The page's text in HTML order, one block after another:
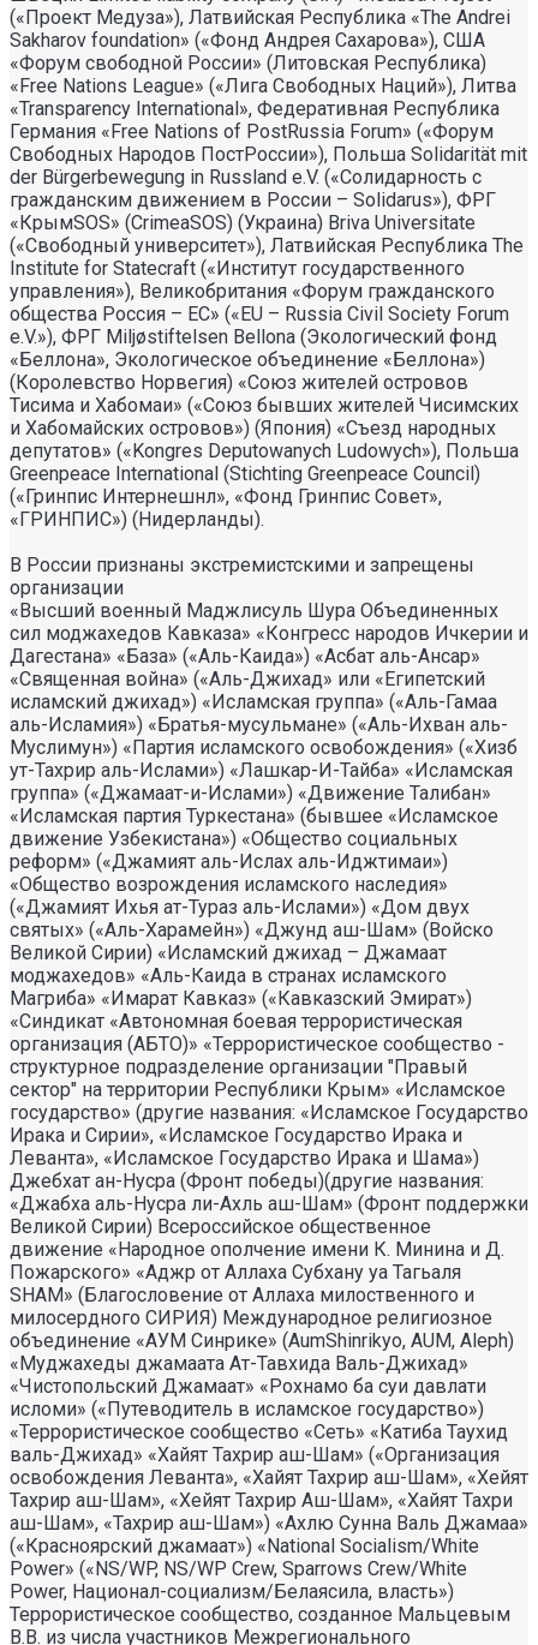
(«Проект Медуза»), Латвийская Республика «The Andrei
Sakharov foundation» («Фонд Андрея Сахарова»), США
«Форум свободной России» (Литовская Республика)
«Free Nations League» («Лига Свободных Наций»), Литва
«Transparеncy International», Федеративная Республика
Германия «Free Nations of PostRussia Forum» («Форум
Свободных Народов ПостРоссии»), Польша Solidarität mit
der Bürgerbewegung in Russland e.V. («Солидарность с
гражданским движением в России – Solidarus»), ФРГ
«КрымSOS» (CrimeaSOS) (Украина) Briva Universitate
(«Свободный университет»), Латвийская Республика The
Institute for Statecraft («Институт государственного
управления»), Великобритания «Форум гражданского
общества Россия – ЕС» («EU – Russia Civil Society Forum
e.V.»), ФРГ Miljøstiftelsen Bellona (Экологический фонд
«Беллона», Экологическое объединение «Беллона»)
(Королевство Норвегия) «Союз жителей островов
Тисима и Хабомаи» («Союз бывших жителей Чисимских
и Хабомайских островов») (Япония) «Съезд народных
депутатов» («Kongres Deputowanych Ludowych»), Польша
Greenpeace International (Stichting Greenpeace Council)
(«Гринпис Интернешнл», «Фонд Гринпис Совет»,
«ГРИНПИС») (Нидерланды).
В России признаны экстремистскими и запрещены
организации
«Высший военный Маджлисуль Шура Объединенных
сил моджахедов Кавказа» «Конгресс народов Ичкерии и
Дагестана» «База» («Аль-Каида») «Асбат аль-Ансар»
«Священная война» («Аль-Джихад» или «Египетский
исламский джихад») «Исламская группа» («Аль-Гамаа
аль-Исламия») «Братья-мусульмане» («Аль-Ихван аль-
Муслимун») «Партия исламского освобождения» («Хизб
ут-Тахрир аль-Ислами») «Лашкар-И-Тайба» «Исламская
группа» («Джамаат-и-Ислами») «Движение Талибан»
«Исламская партия Туркестана» (бывшее «Исламское
движение Узбекистана») «Общество социальных
реформ» («Джамият аль-Ислах аль-Иджтимаи»)
«Общество возрождения исламского наследия»
(«Джамият Ихья ат-Тураз аль-Ислами») «Дом двух
святых» («Аль-Харамейн») «Джунд аш-Шам» (Войско
Великой Сирии) «Исламский джихад – Джамаат
моджахедов» «Аль-Каида в странах исламского
Магриба» «Имарат Кавказ» («Кавказский Эмират»)
«Синдикат «Автономная боевая террористическая
организация (АБТО)» «Террористическое сообщество -
структурное подразделение организации "Правый
сектор" на территории Республики Крым» «Исламское
государство» (другие названия: «Исламское Государство
Ирака и Сирии», «Исламское Государство Ирака и
Леванта», «Исламское Государство Ирака и Шама»)
Джебхат ан-Нусра (Фронт победы)(другие названия:
«Джабха аль-Нусра ли-Ахль аш-Шам» (Фронт поддержки
Великой Сирии) Всероссийское общественное
движение «Народное ополчение имени К. Минина и Д.
Пожарского» «Аджр от Аллаха Субхану уа Тагьаля
SHAM» (Благословение от Аллаха милоственного и
милосердного СИРИЯ) Международное религиозное
объединение «АУМ Синрике» (AumShinrikyo, AUM, Aleph)
«Муджахеды джамаата Ат-Тавхида Валь-Джихад»
«Чистопольский Джамаат» «Рохнамо ба суи давлати
исломи» («Путеводитель в исламское государство»)
«Террористическое сообщество «Сеть» «Катиба Таухид
валь-Джихад» «Хайят Тахрир аш-Шам» («Организация
освобождения Леванта», «Хайят Тахрир аш-Шам», «Хейят
Тахрир аш-Шам», «Хейят Тахрир Аш-Шам», «Хайят Тахри
аш-Шам», «Тахрир аш-Шам») «Ахлю Сунна Валь Джамаа»
(«Красноярский джамаат») «National Socialism/White
Power» («NS/WP, NS/WP Crew, Sparrows Crew/White
Power, Национал-социализм/Белаясила, власть»)
Террористическое сообщество, созданное Мальцевым
В.В. из числа участников Межрегионального